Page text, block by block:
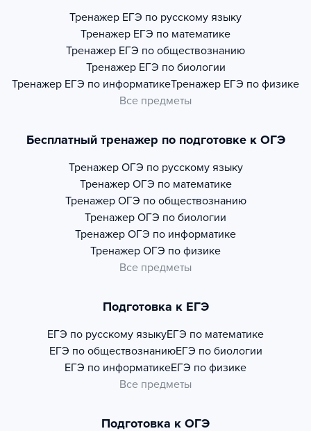
Тренажер ЕГЭ по русскому языку
Тренажер ЕГЭ по математике
Тренажер ЕГЭ по обществознанию
Тренажер ЕГЭ по биологии
Тренажер ЕГЭ по информатикеТренажер ЕГЭ по физике
Все предметы
Бесплатный тренажер по подготовке к ОГЭ
Тренажер ОГЭ по русскому языку
Тренажер ОГЭ по математике
Тренажер ОГЭ по обществознанию
Тренажер ОГЭ по биологии
Тренажер ОГЭ по информатике
Тренажер ОГЭ по физике
Все предметы
Подготовка к ЕГЭ
ЕГЭ по русскому языкуЕГЭ по математике
ЕГЭ по обществознаниюЕГЭ по биологии
ЕГЭ по информатикеЕГЭ по физике
Все предметы
Подготовка к ОГЭ